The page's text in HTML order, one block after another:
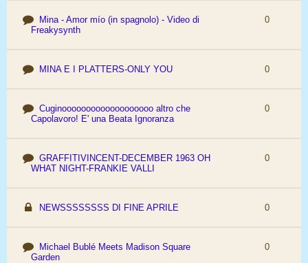
Mina - Amor mío (in spagnolo) - Video di
Freakysynth
0
MINA E I PLATTERS-ONLY YOU 0
Cuginooooooooooooooooooo altro che
Capolavoro! E' una Beata Ignoranza
0
GRAFFITIVINCENT-DECEMBER 1963 OH
WHAT NIGHT-FRANKIE VALLI
0
NEWSSSSSSSS DI FINE APRILE 0
Michael Bublé Meets Madison Square
Garden
0